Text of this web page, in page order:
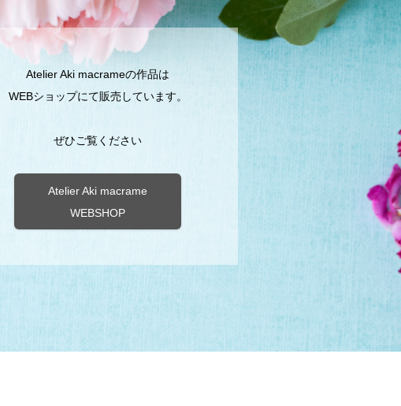
Atelier Aki macrameの作品は
WEBショップにて販売しています。
ぜひご覧ください
Atelier Aki macrame
WEBSHOP